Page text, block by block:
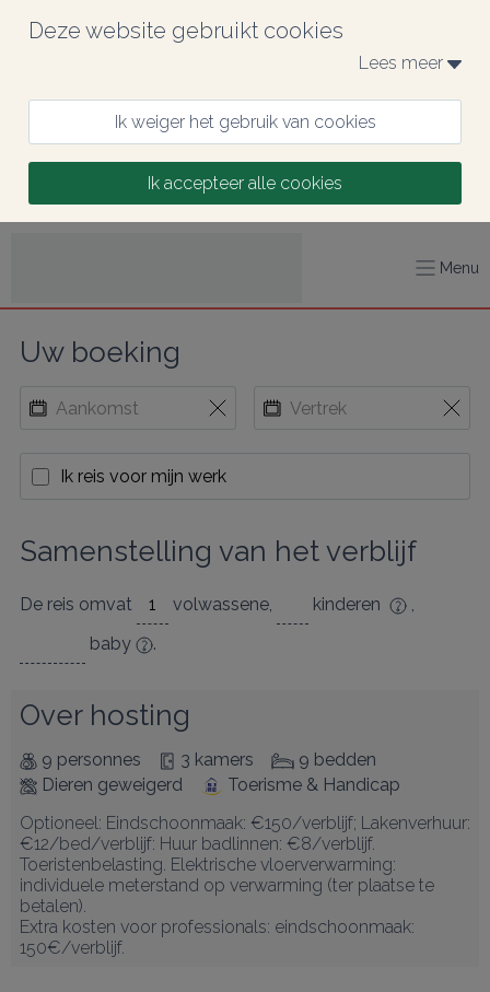
Deze website gebruikt cookies
Lees meer
Ik weiger het gebruik van cookies
Ik accepteer alle cookies
Menu
Uw boeking
Ik reis voor mijn werk
Samenstelling van het verblijf
De reis omvat volwassene, kinderen
,
baby
.
Over hosting
9 personnes 3 kamers
9 bedden
Dieren geweigerd
Toerisme & Handicap
Optioneel: Eindschoonmaak: €150/verblijf; Lakenverhuur:
€12/bed/verblijf: Huur badlinnen: €8/verblijf.
Toeristenbelasting. Elektrische vloerverwarming:
individuele meterstand op verwarming (ter plaatse te
betalen).
Extra kosten voor professionals: eindschoonmaak:
150€/verblijf.